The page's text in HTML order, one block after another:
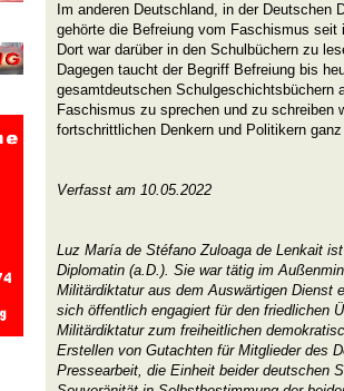
Im anderen Deutschland, in der Deutschen
gehörte die Befreiung vom Faschismus seit
Dort war darüber in den Schulbüchern zu
Dagegen taucht der Begriff Befreiung bis
gesamtdeutschen Schulgeschichtsbüchern
Faschismus zu sprechen und zu schreiben
fortschrittlichen Denkern und Politikern
Verfasst am 10.05.2022
Luz María de Stéfano Zuloaga de Lenkait
Diplomatin (a.D.). Sie war tätig im
Militärdiktatur aus dem Auswärtigen Dienst
sich öffentlich engagiert für den friedlichen
Militärdiktatur zum freiheitlichen
Erstellen von Gutachten für Mitglieder des
Pressearbeit, die Einheit beider deutschen